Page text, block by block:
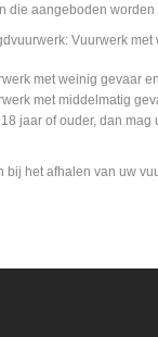
die aangeboden
Vuurwerk
met weinig gevaar
met middelmatig
jaar of ouder, dan
het afhalen van uw